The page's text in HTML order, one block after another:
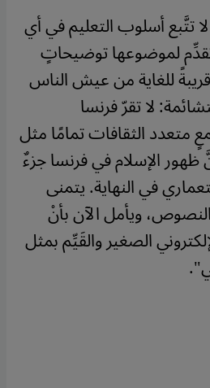
تتَّبع أسلوب التعليم في أي
لموضوعها توضيحاتٍ
للغاية من عيش الناس
لا تقرّ فرنسا
الثقافات تمامًا مثل
ظهور الإسلام في فرنسا جزءٌ
في النهاية. يتمنى
ويأمل الآن بأنْ
الصغير والقَيِّم بمثل